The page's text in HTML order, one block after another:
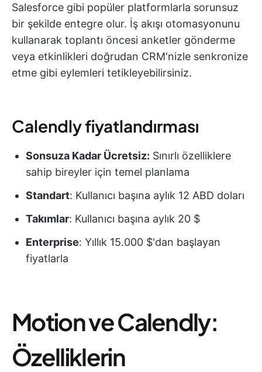
Salesforce gibi popüler platformlarla sorunsuz
bir şekilde entegre olur. İş akışı otomasyonunu
kullanarak toplantı öncesi anketler gönderme
veya etkinlikleri doğrudan CRM'nizle senkronize
etme gibi eylemleri tetikleyebilirsiniz.
Calendly fiyatlandırması
Sonsuza Kadar Ücretsiz: Sınırlı özelliklere
sahip bireyler için temel planlama
Standart: Kullanıcı başına aylık 12 ABD doları
Takımlar: Kullanıcı başına aylık 20 $
Enterprise: Yıllık 15.000 $'dan başlayan
fiyatlarla
Motion ve Calendly:
Özelliklerin